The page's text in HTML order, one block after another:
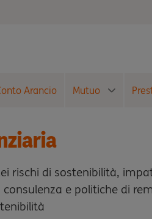
Arancio Mutuo
rischi di sostenibilità,
e politiche di